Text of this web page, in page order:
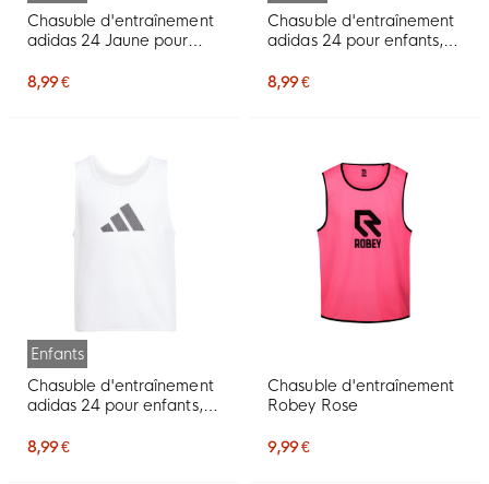
Chasuble d'entraînement
adidas 24 Jaune pour
8,99 €
Chasuble d'entraînement
adidas 24 pour enfants,
8,99 €
Enfants
Chasuble d'entraînement
adidas 24 pour enfants,
8,99 €
Chasuble d'entraînement
Robey Rose
9,99 €